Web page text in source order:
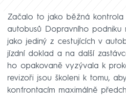
Začalo to jako běžná kontrola
autobusů Dopravního podniku
jako jediný z cestujících v
jízdní doklad a na další
ho opakovaně vyzývala k
revizoři jsou školeni k tomu,
konfrontacím maximálně